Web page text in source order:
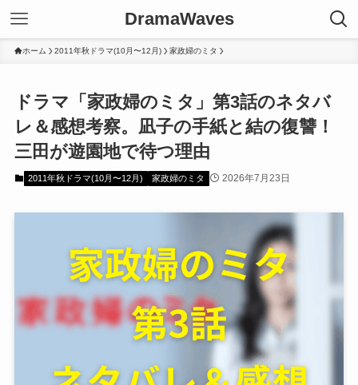
DramaWaves
ホーム 2011年秋ドラマ(10月〜12月) 家政婦のミタ
ドラマ「家政婦のミタ」第3話のネタバ
レ＆感想考察。凪子の手紙と結の復讐！
三田が遊園地で待つ理由
2011年秋ドラマ(10月〜12月) 家政婦のミタ 2026年7月23日